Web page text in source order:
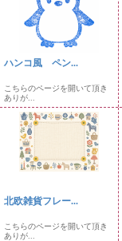
ハンコ風 ペン...
こちらのページを開いて頂き
ありが...
北欧雑貨フレー...
こちらのページを開いて頂き
ありが...